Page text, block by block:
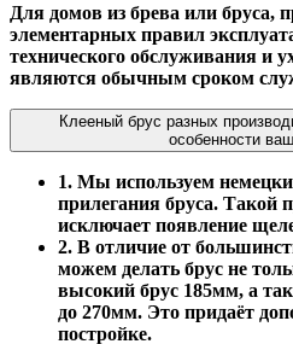
Для домов из брева или бруса,
элементарных правил
технического обслуживания и
являются обычным сроком
Клееный брус разных
особенности
1. Мы используем
прилегания бруса. Такой
исключает появление
2. В отличие от
можем делать брус не
высокий брус 185мм, а
до 270мм. Это придаёт
постройке.